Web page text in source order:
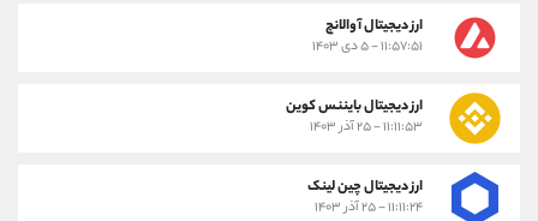
ارز دیجیتال آوالانچ
۱۱:۵۷:۵۱ - ۵ دی ۱۴۰۳
ارز دیجیتال بایننس کوین
۱۱:۱۱:۵۳ - ۲۵ آذر ۱۴۰۳
ارز دیجیتال چین لینک
۱۱:۱۱:۲۴ - ۲۵ آذر ۱۴۰۳